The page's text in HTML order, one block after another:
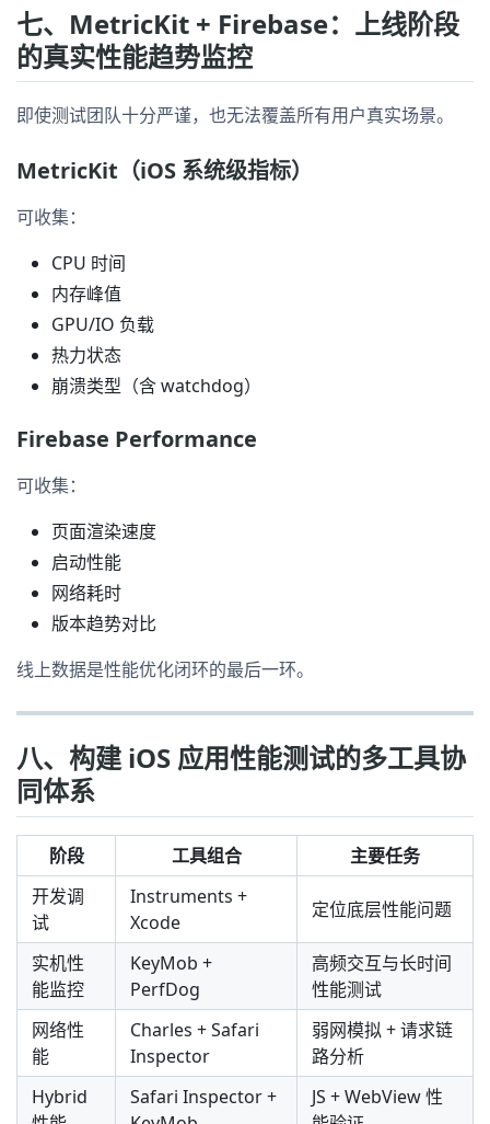
七、MetricKit + Firebase：上线阶段
的真实性能趋势监控
即使测试团队十分严谨，也无法覆盖所有用户真实场景。
MetricKit（iOS 系统级指标）
可收集：
CPU 时间
内存峰值
GPU/IO 负载
热力状态
崩溃类型（含 watchdog）
Firebase Performance
可收集：
页面渲染速度
启动性能
网络耗时
版本趋势对比
线上数据是性能优化闭环的最后一环。
八、构建 iOS 应用性能测试的多工具协
同体系
阶段 工具组合
主要任务
开发调
试
Instruments +
Xcode
定位底层性能问题
实机性
能监控
KeyMob +
PerfDog
高频交互与长时间
性能测试
网络性
能
Charles + Safari
Inspector
弱网模拟 + 请求链
路分析
Hybrid
Safari Inspector +
JS + WebView 性